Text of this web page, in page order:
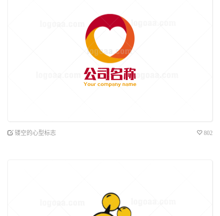
镂空的心型标志 802